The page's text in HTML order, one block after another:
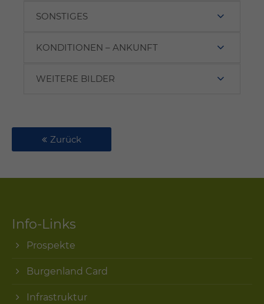
SONSTIGES
KONDITIONEN – ANKUNFT
WEITERE BILDER
Zurück
Info-Links
Prospekte
Burgenland Card
Infrastruktur